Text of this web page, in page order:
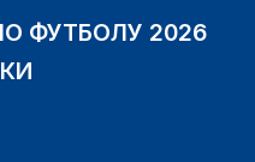
ФУТБОЛУ 2026